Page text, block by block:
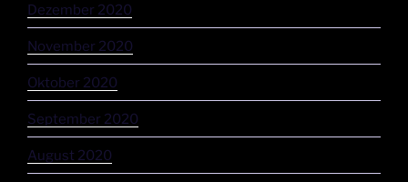
Dezember 2020
November 2020
Oktober 2020
September 2020
August 2020